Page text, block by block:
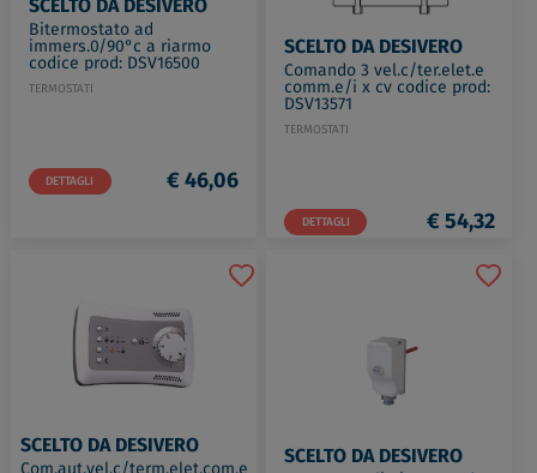
Bitermostato ad
immers.0/90°c a riarmo
codice prod: DSV16500
TERMOSTATI
DETTAGLI € 46,06
SCELTO DA DESIVERO
Comando 3 vel.c/ter.elet.e
comm.e/i x cv codice prod:
DSV13571
TERMOSTATI
DETTAGLI € 54,32
SCELTO DA DESIVERO
Com.aut.vel.c/term.elet.com.e/i SCELTO DA DESIVERO